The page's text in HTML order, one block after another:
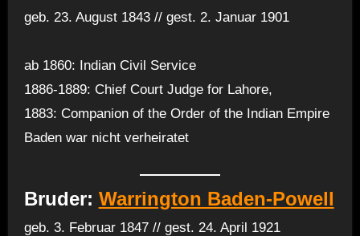
geb. 23. August 1843 // gest. 2. Januar 1901
ab 1860: Indian Civil Service
1886-1889: Chief Court Judge for Lahore,
1883: Companion of the Order of the Indian Empire
Baden war nicht verheiratet
Bruder: Warrington Baden-Powell
geb. 3. Februar 1847 // gest. 24. April 1921